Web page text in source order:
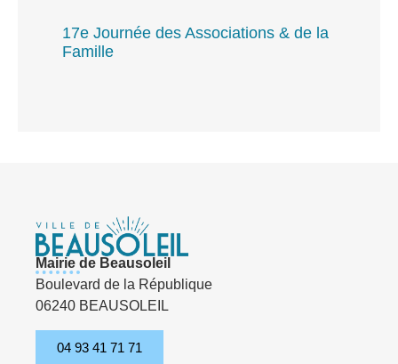
17e Journée des Associations & de la
Famille
Mairie de Beausoleil
Boulevard de la République
06240 BEAUSOLEIL
04 93 41 71 71